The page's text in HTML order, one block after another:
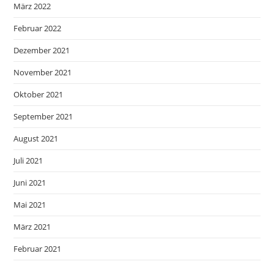
März 2022
Februar 2022
Dezember 2021
November 2021
Oktober 2021
September 2021
August 2021
Juli 2021
Juni 2021
Mai 2021
März 2021
Februar 2021